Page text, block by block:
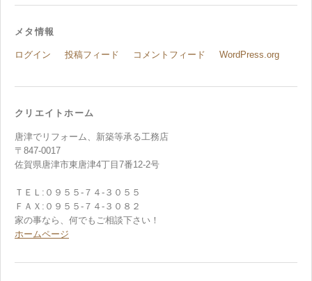
メタ情報
ログイン 投稿フィード コメントフィード WordPress.org
クリエイトホーム
唐津でリフォーム、新築等承る工務店
〒847-0017
佐賀県唐津市東唐津4丁目7番12-2号
ＴＥＬ:０９５５-７４-３０５５
ＦＡＸ:０９５５-７４-３０８２
家の事なら、何でもご相談下さい！
ホームページ